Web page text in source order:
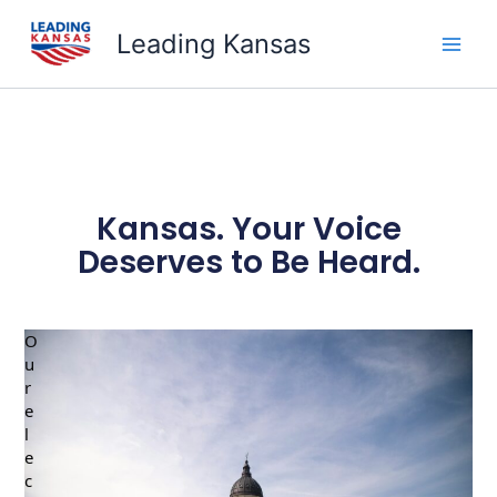
content
Leading Kansas
Kansas. Your Voice
Deserves to Be Heard.
O
u
r
e
l
e
c